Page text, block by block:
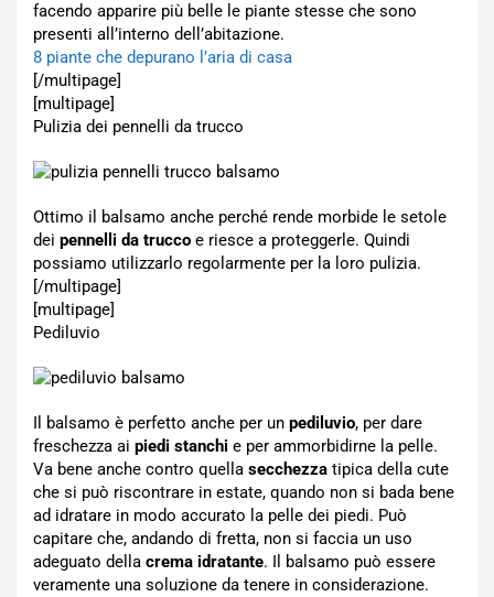
facendo apparire più belle le piante stesse che sono
presenti all’interno dell’abitazione.
8 piante che depurano l’aria di casa
[/multipage]
[multipage]
Pulizia dei pennelli da trucco
Ottimo il balsamo anche perché rende morbide le setole
dei pennelli da trucco e riesce a proteggerle. Quindi
possiamo utilizzarlo regolarmente per la loro pulizia.
[/multipage]
[multipage]
Pediluvio
Il balsamo è perfetto anche per un pediluvio, per dare
freschezza ai piedi stanchi e per ammorbidirne la pelle.
Va bene anche contro quella secchezza tipica della cute
che si può riscontrare in estate, quando non si bada bene
ad idratare in modo accurato la pelle dei piedi. Può
capitare che, andando di fretta, non si faccia un uso
adeguato della crema idratante. Il balsamo può essere
veramente una soluzione da tenere in considerazione.